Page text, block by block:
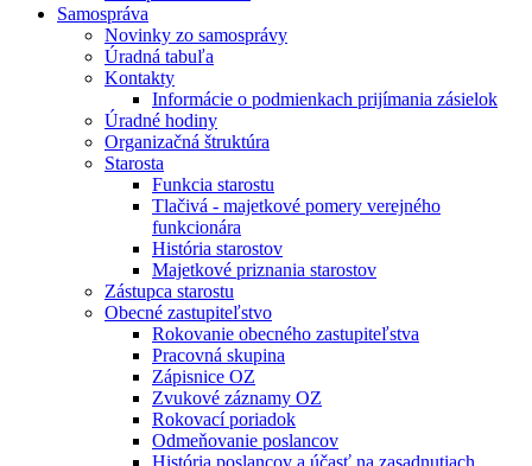
Samospráva
Novinky zo samosprávy
Úradná tabuľa
Kontakty
Informácie o podmienkach prijímania zásielok
Úradné hodiny
Organizačná štruktúra
Starosta
Funkcia starostu
Tlačivá - majetkové pomery verejného
funkcionára
História starostov
Majetkové priznania starostov
Zástupca starostu
Obecné zastupiteľstvo
Rokovanie obecného zastupiteľstva
Pracovná skupina
Zápisnice OZ
Zvukové záznamy OZ
Rokovací poriadok
Odmeňovanie poslancov
História poslancov a účasť na zasadnutiach